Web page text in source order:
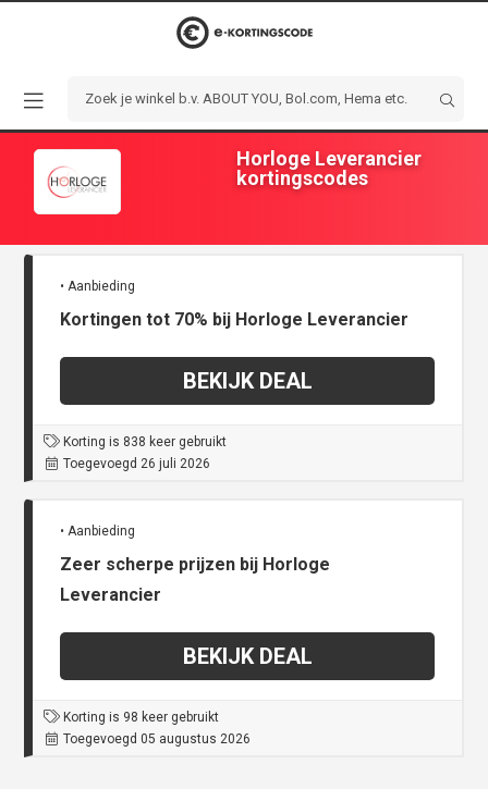
Horloge Leverancier
kortingscodes
• Aanbieding
Kortingen tot 70% bij Horloge Leverancier
BEKIJK DEAL
Korting is 838 keer gebruikt
Toegevoegd 26 juli 2026
• Aanbieding
Zeer scherpe prijzen bij Horloge
Leverancier
BEKIJK DEAL
Korting is 98 keer gebruikt
Toegevoegd 05 augustus 2026